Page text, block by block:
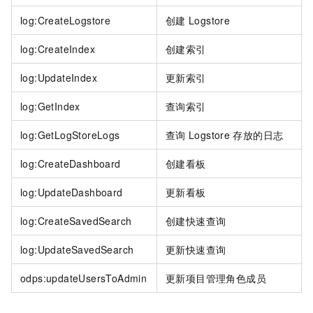
log:CreateLogstore 创建 Logstore
log:CreateIndex 创建索引
log:UpdateIndex 更新索引
log:GetIndex 查询索引
log:GetLogStoreLogs 查询 Logstore 存放的日志
log:CreateDashboard 创建看板
log:UpdateDashboard 更新看板
log:CreateSavedSearch 创建快速查询
log:UpdateSavedSearch 更新快速查询
odps:updateUsersToAdmin 更新项目管理角色成员